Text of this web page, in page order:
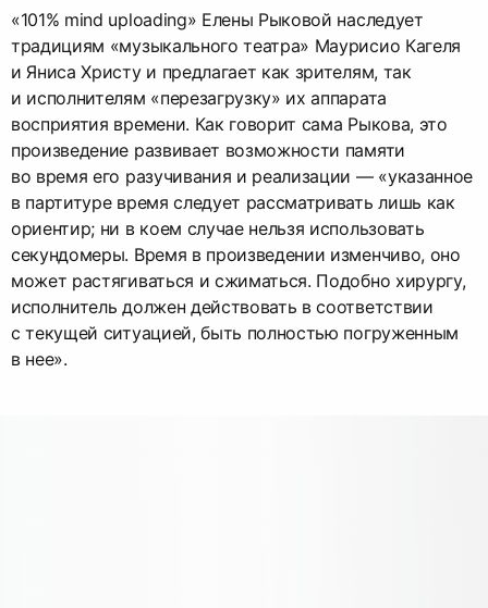
«101% mind uploading» Елены Рыковой наследует
традициям «музыкального театра» Маурисио Кагеля
и Яниса Христу и предлагает как зрителям, так
и исполнителям «перезагрузку» их аппарата
восприятия времени. Как говорит сама Рыкова, это
произведение развивает возможности памяти
во время его разучивания и реализации — «указанное
в партитуре время следует рассматривать лишь как
ориентир; ни в коем случае нельзя использовать
секундомеры. Время в произведении изменчиво, оно
может растягиваться и сжиматься. Подобно хирургу,
исполнитель должен действовать в соответствии
с текущей ситуацией, быть полностью погруженным
в нее».